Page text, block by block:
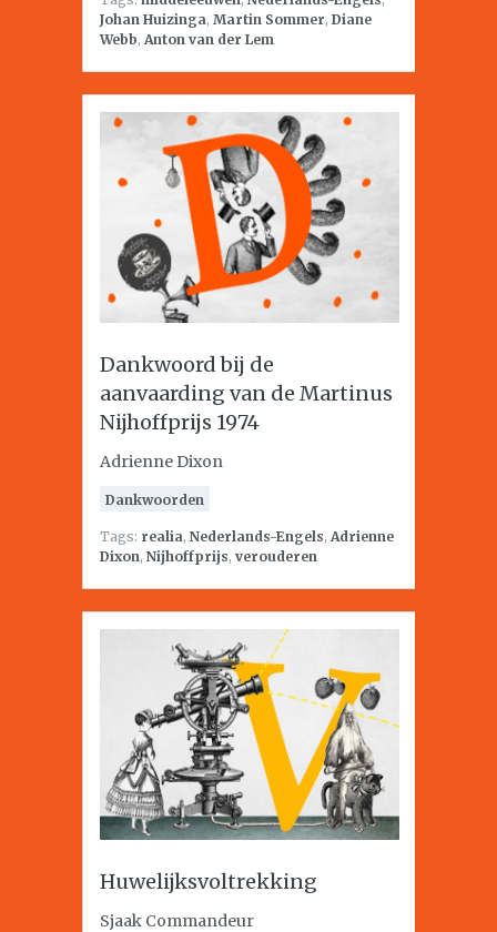
Johan Huizinga, Martin Sommer, Diane
Webb, Anton van der Lem
Dankwoord bij de
aanvaarding van de Martinus
Nijhoffprijs 1974
Adrienne Dixon
Dankwoorden
Tags: realia, Nederlands-Engels, Adrienne
Dixon, Nijhoffprijs, verouderen
Huwelijksvoltrekking
Sjaak Commandeur